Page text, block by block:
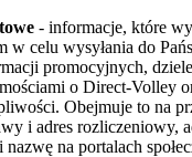
- informacje, które
w celu wysyłania do
promocyjnych,
o Direct-Volley
Obejmuje to na
i adres rozliczeniowy,
na portalach